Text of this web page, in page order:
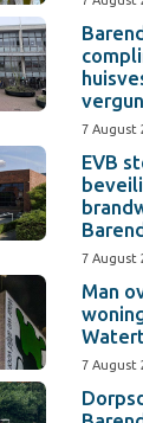
7 August
EVB
7 August
Man
7 August